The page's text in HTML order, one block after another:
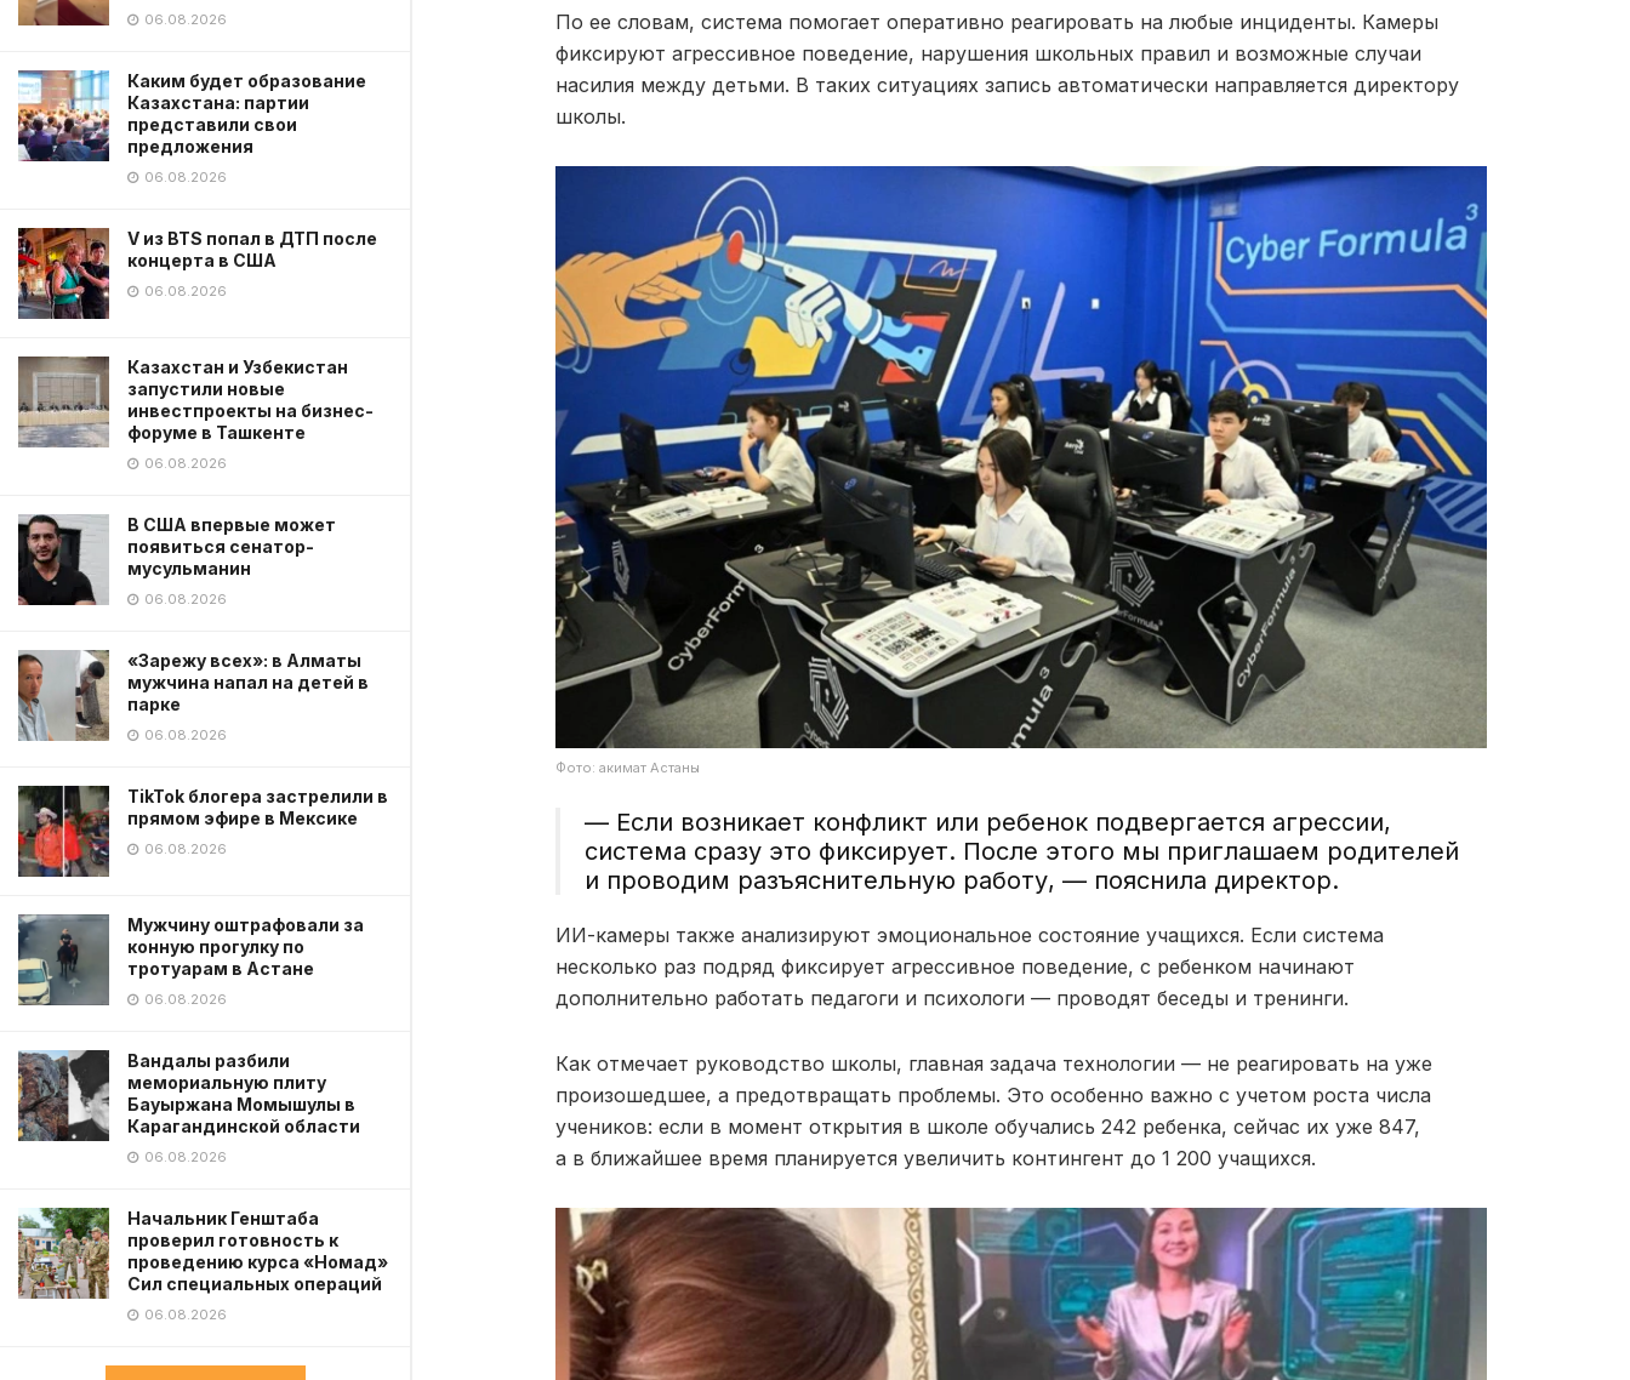
06.08.2026
Каким будет образование
Казахстана: партии
представили свои
предложения
06.08.2026
V из BTS попал в ДТП после
концерта в США
06.08.2026
Казахстан и Узбекистан
запустили новые
инвестпроекты на бизнес-
форуме в Ташкенте
06.08.2026
В США впервые может
появиться сенатор-
мусульманин
06.08.2026
«Зарежу всех»: в Алматы
мужчина напал на детей в
парке
06.08.2026
TikTok блогера застрелили в
прямом эфире в Мексике
06.08.2026
Мужчину оштрафовали за
конную прогулку по
тротуарам в Астане
06.08.2026
Вандалы разбили
мемориальную плиту
Бауыржана Момышулы в
Карагандинской области
06.08.2026
Начальник Генштаба
проверил готовность к
проведению курса «Номад»
Сил специальных операций
06.08.2026
По ее словам, система помогает оперативно реагировать на любые инциденты. Камеры
фиксируют агрессивное поведение, нарушения школьных правил и возможные случаи
насилия между детьми. В таких ситуациях запись автоматически направляется директору
школы.
Фото: акимат Астаны
— Если возникает конфликт или ребенок подвергается агрессии,
система сразу это фиксирует. После этого мы приглашаем родителей
и проводим разъяснительную работу, — пояснила директор.
ИИ-камеры также анализируют эмоциональное состояние учащихся. Если система
несколько раз подряд фиксирует агрессивное поведение, с ребенком начинают
дополнительно работать педагоги и психологи — проводят беседы и тренинги.
Как отмечает руководство школы, главная задача технологии — не реагировать на уже
произошедшее, а предотвращать проблемы. Это особенно важно с учетом роста числа
учеников: если в момент открытия в школе обучались 242 ребенка, сейчас их уже 847,
а в ближайшее время планируется увеличить контингент до 1 200 учащихся.